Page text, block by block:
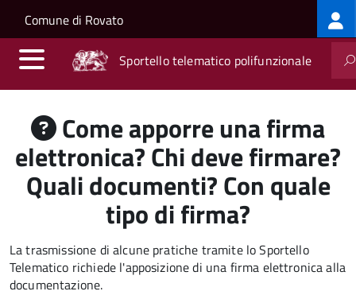
Salta al contenuto principale
Skip to site navigation
Comune di Rovato
Sportello telematico polifunzionale
Come apporre una firma
elettronica? Chi deve firmare?
Quali documenti? Con quale
tipo di firma?
La trasmissione di alcune pratiche tramite lo Sportello
Telematico richiede l'apposizione di una firma elettronica alla
documentazione.